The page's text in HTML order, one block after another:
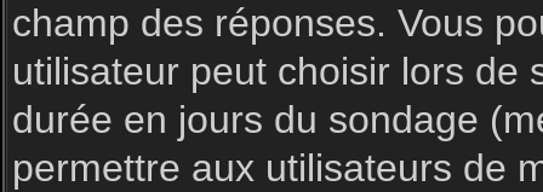
champ des réponses. Vous
utilisateur peut choisir lors de
durée en jours du sondage
permettre aux utilisateurs de